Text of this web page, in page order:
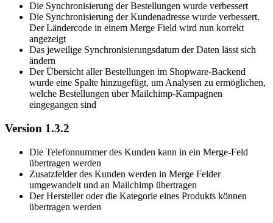
Die Synchronisierung der Bestellungen wurde verbessert
Die Synchronisierung der Kundenadresse wurde verbessert.
Der Ländercode in einem Merge Field wird nun korrekt
angezeigt
Das jeweilige Synchronisierungsdatum der Daten lässt sich
ändern
Der Übersicht aller Bestellungen im Shopware-Backend
wurde eine Spalte hinzugefügt, um Analysen zu ermöglichen,
welche Bestellungen über Mailchimp-Kampagnen
eingegangen sind
Version 1.3.2
Die Telefonnummer des Kunden kann in ein Merge-Feld
übertragen werden
Zusatzfelder des Kunden werden in Merge Felder
umgewandelt und an Mailchimp übertragen
Der Hersteller oder die Kategorie eines Produkts können
übertragen werden